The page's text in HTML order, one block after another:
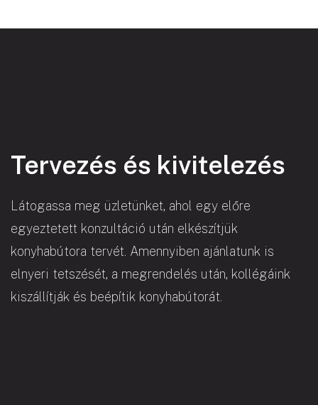
Tervezés és kivitelezés
Látogassa meg üzletünket, ahol egy előre
egyeztetett konzultáció után elkészítjük
konyhabútora tervét. Amennyiben ajánlatunk is
elnyeri tetszését, a megrendelés után, kollégáink
kiszállítják és beépítik konyhabútorát.